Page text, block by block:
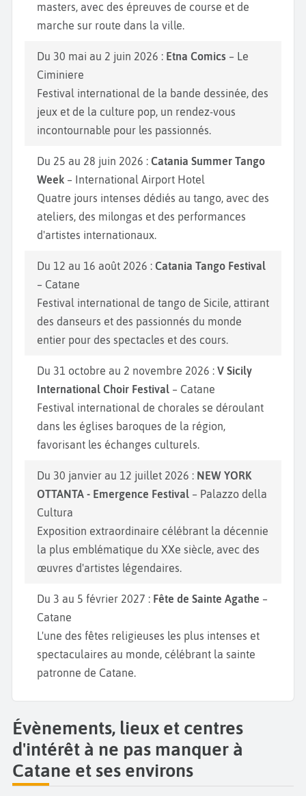
masters, avec des épreuves de course et de
marche sur route dans la ville.
Du 30 mai au 2 juin 2026 : Etna Comics – Le
Ciminiere
Festival international de la bande dessinée, des
jeux et de la culture pop, un rendez-vous
incontournable pour les passionnés.
Du 25 au 28 juin 2026 : Catania Summer Tango
Week – International Airport Hotel
Quatre jours intenses dédiés au tango, avec des
ateliers, des milongas et des performances
d'artistes internationaux.
Du 12 au 16 août 2026 : Catania Tango Festival
– Catane
Festival international de tango de Sicile, attirant
des danseurs et des passionnés du monde
entier pour des spectacles et des cours.
Du 31 octobre au 2 novembre 2026 : V Sicily
International Choir Festival – Catane
Festival international de chorales se déroulant
dans les églises baroques de la région,
favorisant les échanges culturels.
Du 30 janvier au 12 juillet 2026 : NEW YORK
OTTANTA - Emergence Festival – Palazzo della
Cultura
Exposition extraordinaire célébrant la décennie
la plus emblématique du XXe siècle, avec des
œuvres d'artistes légendaires.
Du 3 au 5 février 2027 : Fête de Sainte Agathe –
Catane
L'une des fêtes religieuses les plus intenses et
spectaculaires au monde, célébrant la sainte
patronne de Catane.
Évènements, lieux et centres
d'intérêt à ne pas manquer à
Catane et ses environs